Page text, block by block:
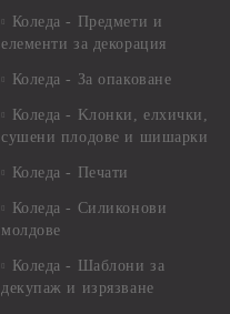
Коледа - Предмети и
елементи за декорация
Коледа - За опаковане
Коледа - Kлонки, елхички,
сушени плодове и шишарки
Коледа - Печати
Коледа - Силиконови
молдове
Коледа - Шаблони за
декупаж и изрязване